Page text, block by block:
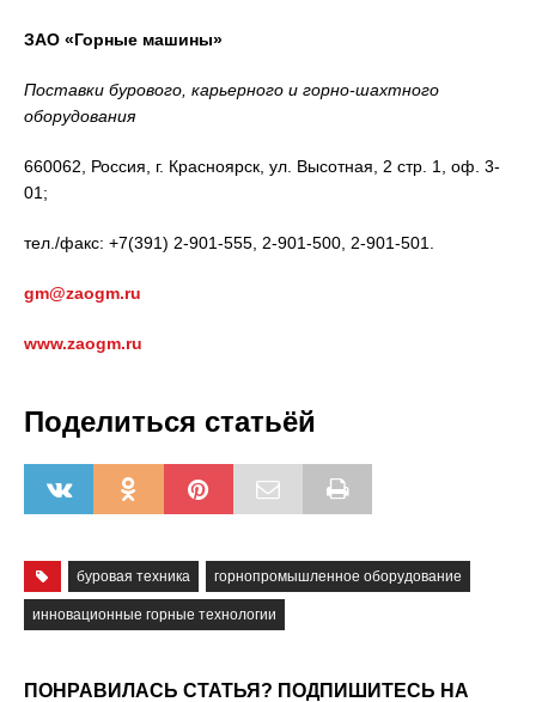
ЗАО «Горные машины»
Поставки бурового, карьерного и горно-шахтного
оборудования
660062, Россия, г. Красноярск, ул. Высотная, 2 стр. 1, оф. 3-
01;
тел./факс: +7(391) 2-901-555, 2-901-500, 2-901-501.
gm@zaogm.ru
www.zaogm.ru
Поделиться статьёй
буровая техника горнопромышленное оборудование
инновационные горные технологии
ПОНРАВИЛАСЬ СТАТЬЯ? ПОДПИШИТЕСЬ НА